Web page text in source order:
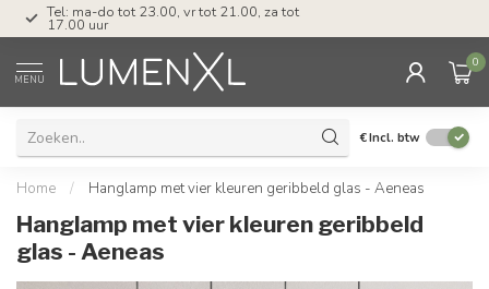
Tel: ma-do tot 23.00, vr tot 21.00, za tot
17.00 uur
MENU
0
€Incl. btw
Home / Hanglamp met vier kleuren geribbeld glas - Aeneas
Hanglamp met vier kleuren geribbeld
glas - Aeneas